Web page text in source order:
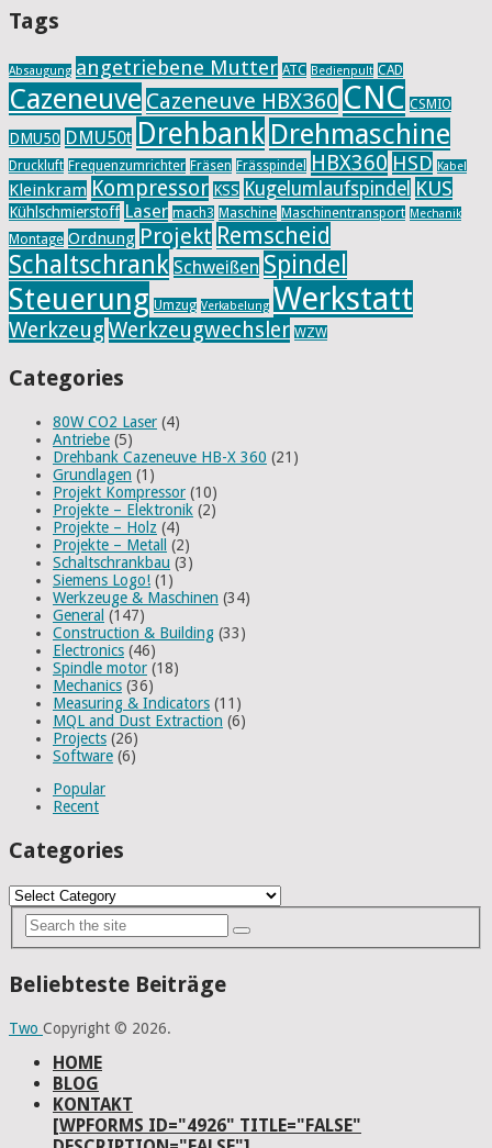
Tags
Absaugung angetriebene Mutter ATC Bedienpult CAD
Cazeneuve Cazeneuve HBX360 CNC CSMIO
DMU50 DMU50t Drehbank Drehmaschine
Druckluft Frequenzumrichter Fräsen Frässpindel HBX360 HSD Kabel
Kleinkram Kompressor KSS Kugelumlaufspindel KUS
Kühlschmierstoff Laser mach3 Maschine Maschinentransport Mechanik
Montage Ordnung Projekt Remscheid
Schaltschrank Schweißen Spindel
Steuerung Umzug Verkabelung Werkstatt
Werkzeug Werkzeugwechsler WZW
Categories
80W CO2 Laser (4)
Antriebe (5)
Drehbank Cazeneuve HB-X 360 (21)
Grundlagen (1)
Projekt Kompressor (10)
Projekte – Elektronik (2)
Projekte – Holz (4)
Projekte – Metall
(2)
Schaltschrankbau (3)
Siemens Logo! (1)
Werkzeuge & Maschinen (34)
General (147)
Construction & Building (33)
Electronics (46)
Spindle motor (18)
Mechanics (36)
Measuring & Indicators (11)
MQL and Dust Extraction (6)
Projects (26)
Software (6)
Popular
Recent
Categories
Categories
Beliebteste Beiträge
Two Copyright © 2026.
HOME
BLOG
KONTAKT
[WPFORMS ID="4926" TITLE="FALSE"